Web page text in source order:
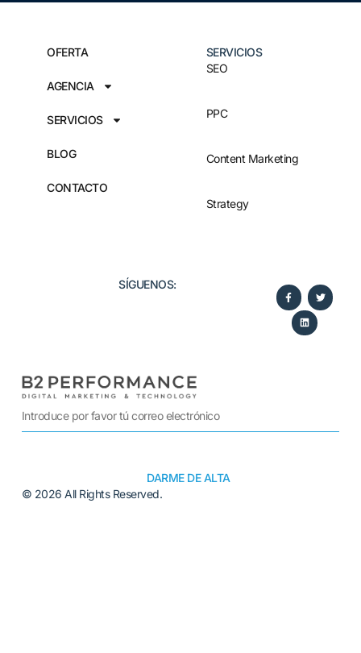
DARME DE ALTA
Alternative:
© 2026 All Rights Reserved.
OFERTA
AGENCIA
SERVICIOS
BLOG
CONTACTO
SERVICIOS
SEO
PPC
Content Marketing
Strategy
SÍGUENOS:​